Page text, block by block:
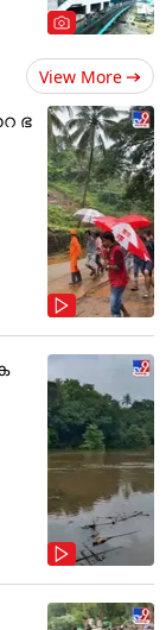
View More
ഭ